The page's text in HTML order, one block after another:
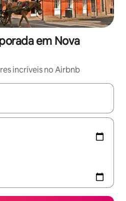
em Nova
incríveis no Airbnb
disponíveis, explore-os